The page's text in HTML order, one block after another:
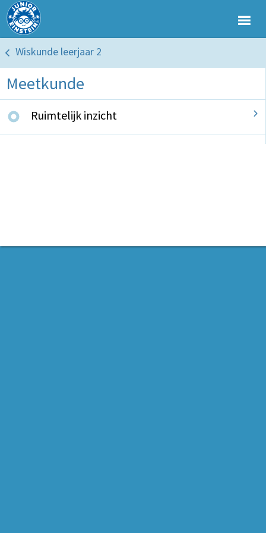
Wiskunde leerjaar 2
Meetkunde
Ruimtelijk inzicht